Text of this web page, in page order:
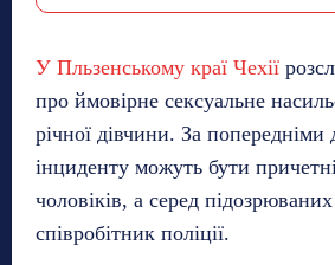
У Пльзенському краї Чехії
про ймовірне сексуальне
річної дівчини. За
інциденту можуть бути
чоловіків, а серед
співробітник поліції.